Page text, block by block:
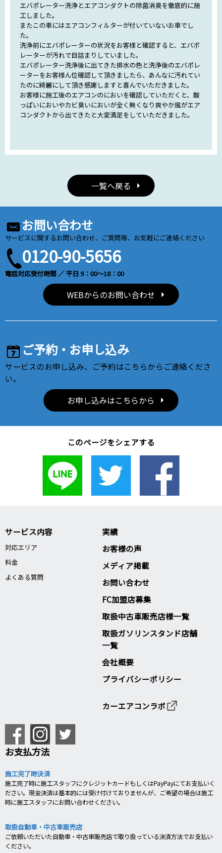
エバポレーター洗浄とエアコンダクトの除菌消臭を徹底的に施
工しました。
またこの車にはエアコンフィルターが付いていないお車でし
た。
洗浄前にエバポレーターの状況をお客様と確認すると、エバポ
レーターが汚れで目詰まりしていました。
エバポレーター洗浄後に出てきた排水の色と洗浄後のエバポレ
ーターをお客様ん位確認して頂きましたら、あんなに汚れてい
たのに綺麗にして頂き感謝しますと喜んでいただきました。
お客様に施工後のエアコンのにおいを確認していただくと、酸
っぱいにおいやカビ臭いにおいが全く無くなり爽やか風がエア
コンダクトから出てきたと大変満足をしていただきました。
一覧へ戻る
お問い合わせ
サービスに関するお問い合わせ、ご質問等、お気軽にご連絡ください
0120-90-5656
電話対応受付時間 ／ 平日 9：00～18：00
WEBからのお問い合わせ
ご予約・お申し込み
サービスのお申し込み、ご予約はこちらからご連絡くださ
い。
お申し込みはこちらから
このページをシェアする
サービス内容
対応エリア
料金
よくある質問
実績
お客様の声
メディア掲載
お問い合わせ
FC加盟店募集
取扱中古車販売店様一覧
取扱ガソリンスタンド店舗
一覧
会社概要
プライバシーポリシー
カーエアコンラボ
お支払方法
施工完了時決済
施工完了時に施工スタッフにクレジットカードもしくはPayPayにてお支払いく
ださい。現金決済は基本的には受け付けておりませんが、ご希望の場合は施工
時に施工スタッフにお問い合わせください。
取扱自動車・中古車販売店
ご依頼いただいた自動車・中古車販売店で取り扱っている決済方法でお支払い
ください。